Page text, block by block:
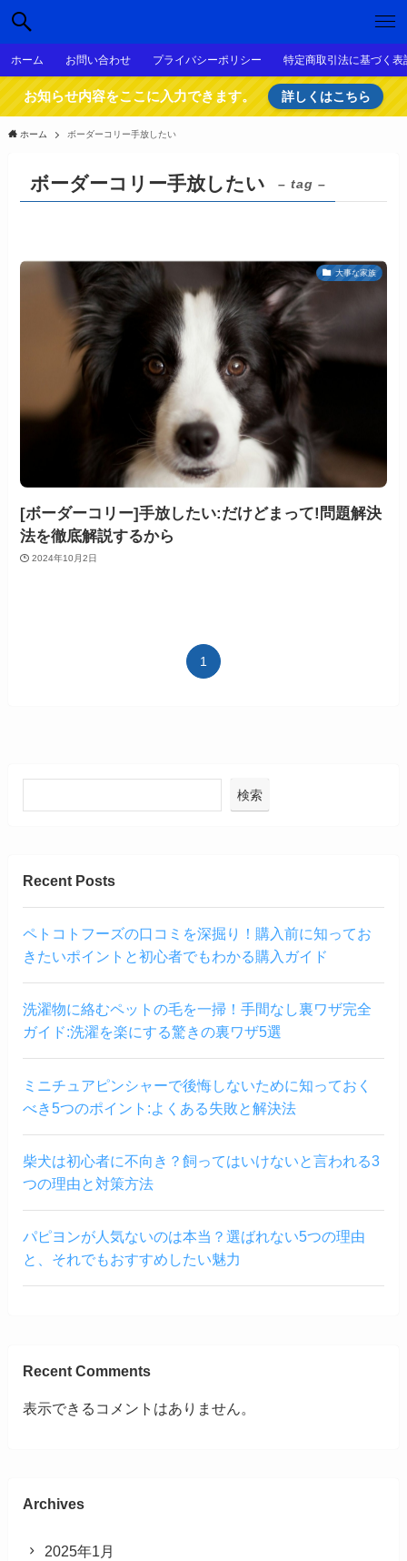
ホーム お問い合わせ プライバシーポリシー 特定商取引法に基づく表
お知らせ内容をここに入力できます。 詳しくはこちら
ホーム ボーダーコリー手放したい
ボーダーコリー手放したい – tag –
大事な家族
[ボーダーコリー]手放したい:だけどまって!問題解決
法を徹底解説するから
2024年10月2日
1
検索
Recent Posts
ペトコトフーズの口コミを深掘り！購入前に知ってお
きたいポイントと初心者でもわかる購入ガイド
洗濯物に絡むペットの毛を一掃！手間なし裏ワザ完全
ガイド:洗濯を楽にする驚きの裏ワザ5選
ミニチュアピンシャーで後悔しないために知っておく
べき5つのポイント:よくある失敗と解決法
柴犬は初心者に不向き？飼ってはいけないと言われる3
つの理由と対策方法
パピヨンが人気ないのは本当？選ばれない5つの理由
と、それでもおすすめしたい魅力
Recent Comments
表示できるコメントはありません。
Archives
2025年1月